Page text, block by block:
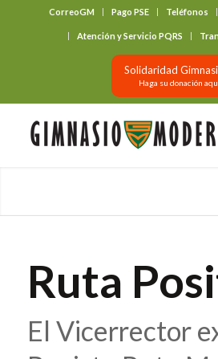
CorreoGM Pago PSE Teléfonos
Atención y Servicio PQRS
Solidaridad
Haga su donación
Ruta
El Vicerrector